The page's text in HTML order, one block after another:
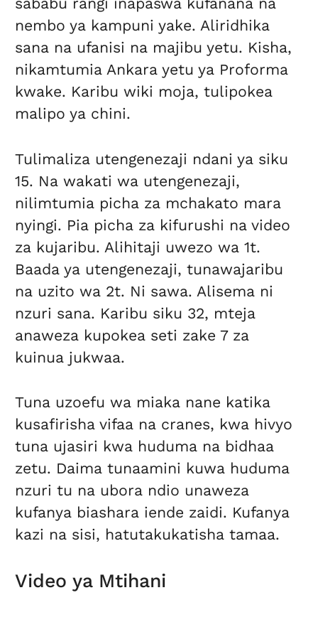
nembo ya kampuni yake. Aliridhika
sana na ufanisi na majibu yetu. Kisha,
nikamtumia Ankara yetu ya Proforma
kwake. Karibu wiki moja, tulipokea
malipo ya chini.
Tulimaliza utengenezaji ndani ya siku
15. Na wakati wa utengenezaji,
nilimtumia picha za mchakato mara
nyingi. Pia picha za kifurushi na video
za kujaribu. Alihitaji uwezo wa 1t.
Baada ya utengenezaji, tunawajaribu
na uzito wa 2t. Ni sawa. Alisema ni
nzuri sana. Karibu siku 32, mteja
anaweza kupokea seti zake 7 za
kuinua jukwaa.
Tuna uzoefu wa miaka nane katika
kusafirisha vifaa na cranes, kwa hivyo
tuna ujasiri kwa huduma na bidhaa
zetu. Daima tunaamini kuwa huduma
nzuri tu na ubora ndio unaweza
kufanya biashara iende zaidi. Kufanya
kazi na sisi, hatutakukatisha tamaa.
Video ya Mtihani